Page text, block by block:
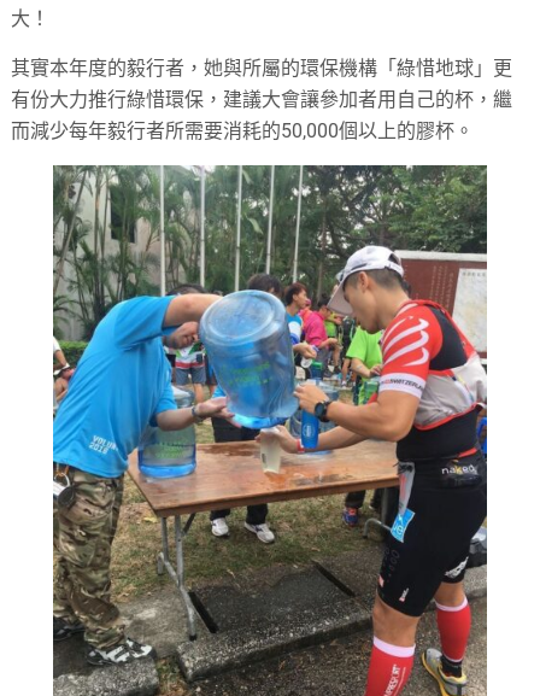
大！
其實本年度的毅行者，她與所屬的環保機構「綠惜地球」更
有份大力推行綠惜環保，建議大會讓參加者用自己的杯，繼
而減少每年毅行者所需要消耗的50,000個以上的膠杯。